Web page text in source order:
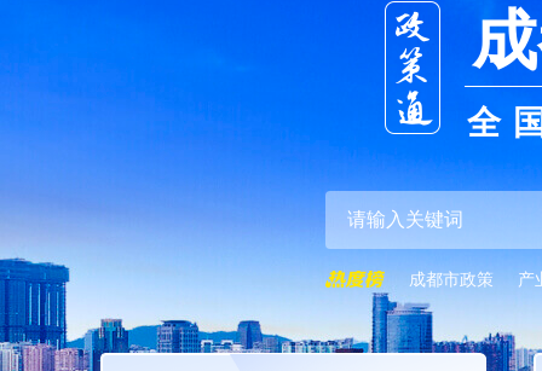
全
成都市政策 产